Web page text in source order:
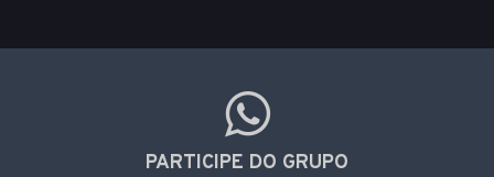
PARTICIPE DO GRUPO